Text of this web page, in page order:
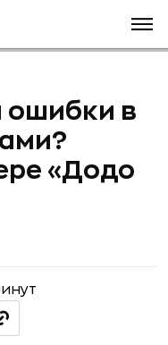
ошибки в
«Додо